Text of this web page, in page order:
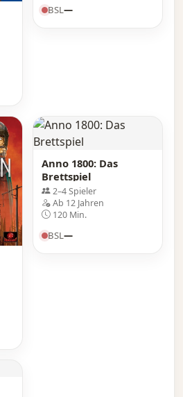
BSL—
Anno 1800: Das
Brettspiel
2–4 Spieler
Ab 12 Jahren
120 Min.
BSL—